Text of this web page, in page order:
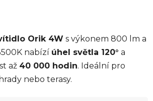
Orik 4W s výkonem 800 lm a
nabízí úhel světla 120° a
až 40 000 hodin. Ideální pro
nebo terasy.